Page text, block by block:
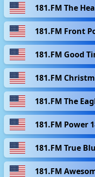
181.FM The
181.FM Front
181.FM Good
181.FM
181.FM The
181.FM Power
181.FM True
181.FM